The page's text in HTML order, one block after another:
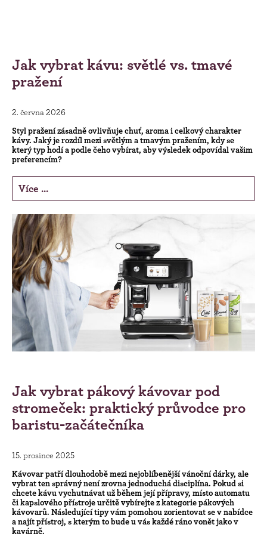
Jak vybrat kávu: světlé vs. tmavé
pražení
2. června 2026
Styl pražení zásadně ovlivňuje chuť, aroma i celkový charakter
kávy. Jaký je rozdíl mezi světlým a tmavým pražením, kdy se
který typ hodí a podle čeho vybírat, aby výsledek odpovídal vašim
preferencím?
Více ...
Jak vybrat pákový kávovar pod
stromeček: praktický průvodce pro
baristu-začátečníka
15. prosince 2025
Kávovar patří dlouhodobě mezi nejoblíbenější vánoční dárky, ale
vybrat ten správný není zrovna jednoduchá disciplína. Pokud si
chcete kávu vychutnávat už během její přípravy, místo automatu
či kapslového přístroje určitě vybírejte z kategorie pákových
kávovarů. Následující tipy vám pomohou zorientovat se v nabídce
a najít přístroj, s kterým to bude u vás každé ráno vonět jako v
kavárně.